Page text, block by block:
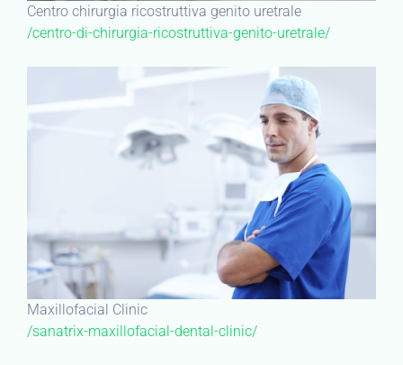
Centro chirurgia ricostruttiva genito uretrale
/centro-di-chirurgia-ricostruttiva-genito-uretrale/
Maxillofacial Clinic
/sanatrix-maxillofacial-dental-clinic/